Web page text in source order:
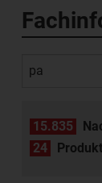
15.835
24